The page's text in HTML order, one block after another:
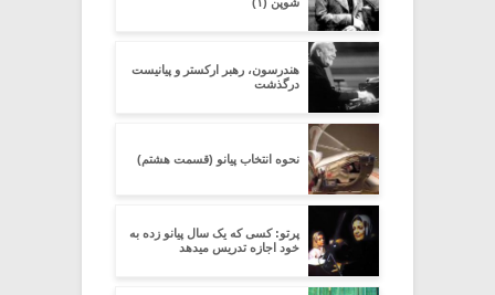
هندرسون، رهبر ارکستر و پیانیست
درگذشت
نحوه انتخاب پیانو (قسمت هشتم)
پرتو: کسی که یک سال پیانو زده به
خود اجازه تدریس میدهد